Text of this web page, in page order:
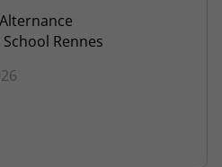
Alternance
Rennes